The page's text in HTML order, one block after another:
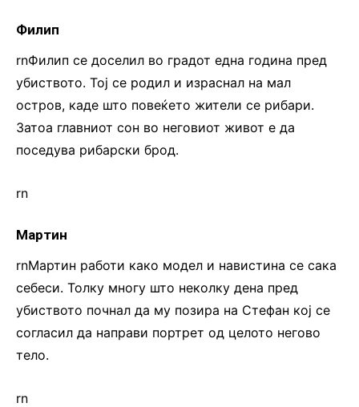
Филип
rnФилип се доселил во градот една година пред
убиството. Тој се родил и израснал на мал
остров, каде што повеќето жители се рибари.
Затоа главниот сон во неговиот живот е да
поседува рибарски брод.
rn
Мартин
rnМартин работи како модел и навистина се сака
себеси. Толку многу што неколку дена пред
убиството почнал да му позира на Стефан кој се
согласил да направи портрет од целото негово
тело.
rn